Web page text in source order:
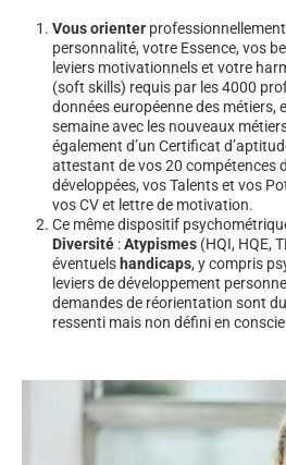
Vous orienter
personnalité, votre Essence, vos
leviers motivationnels et votre
(soft skills) requis par les 4000
données européenne des métiers,
semaine avec les nouveaux
également d’un Certificat
attestant de vos 20 compétences
développées, vos Talents et vos
vos CV et lettre de motivation.
Ce même dispositif
Diversité :Atypismes (HQI, HQE,
éventuels handicaps, y compris
leviers de développement
demandes de réorientation sont
ressenti mais non défini en